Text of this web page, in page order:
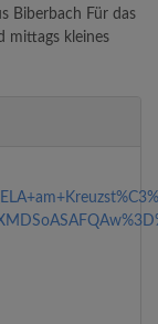
Biberbach Für das
mittags kleines